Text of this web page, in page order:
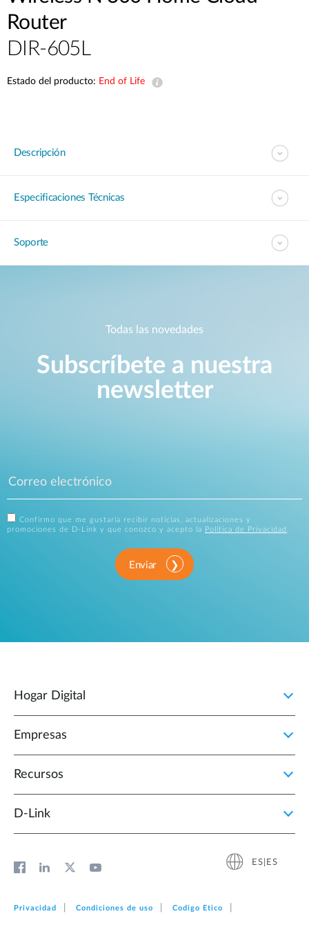
Router
DIR-605L
Estado del producto: End of Life
Descripción
Especificaciones Técnicas
Soporte
Todas las novedades
Subscríbete a nuestra
newsletter
Confirmo que me gustaría recibir noticias, actualizaciones y
promociones de D-Link y que conozco y acepto la
Política de Privacidad .
Enviar
Hogar Digital
Empresas
Recursos
D‑Link
ES|ES
Privacidad Condiciones de uso Codigo Etico